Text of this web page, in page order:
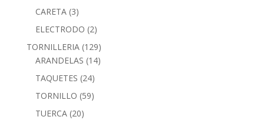
CARETA (3)
ELECTRODO (2)
TORNILLERIA (129)
ARANDELAS (14)
TAQUETES (24)
TORNILLO (59)
TUERCA (20)